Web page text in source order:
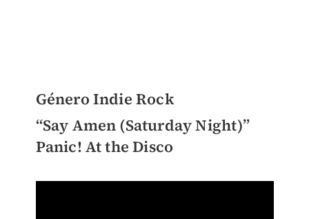
Género Indie Rock
“Say Amen (Saturday Night)”
Panic! At the Disco